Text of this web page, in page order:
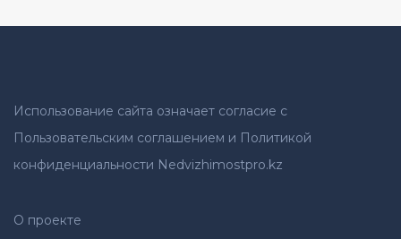
Использование сайта означает согласие с
Пользовательским соглашением и Политикой
конфиденциальности Nedvizhimostpro.kz
О проекте